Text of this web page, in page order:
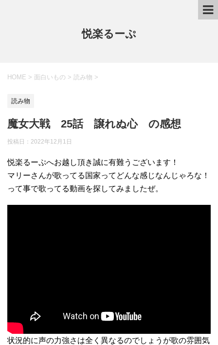
悦楽るーぷ
HOME > 面白いもの > 読み物 >
読み物
魔女大戦 25話 譲れぬ心 の感想
投稿日： 2022年12月1日
悦楽るーぷへお越し頂き誠に有難うございます！
マリーさんが歌ってる国家ってどんな感じなんじゃろな！
って事で歌ってる動画を探してみましたぜ。
状況的に声の力強さは全く異なるのでしょうが歌の雰囲気